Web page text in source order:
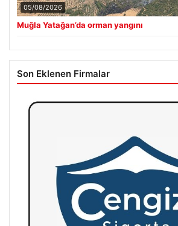
05/08/2026
Muğla Yatağan’da orman yangını
Son Eklenen Firmalar